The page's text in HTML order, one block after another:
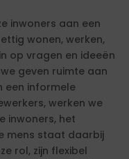
inwoners aan een
wonen, werken,
op vragen en ideeën
geven ruimte aan
een informele
werken we
inwoners, het
mens staat daarbij
rol, zijn flexibel